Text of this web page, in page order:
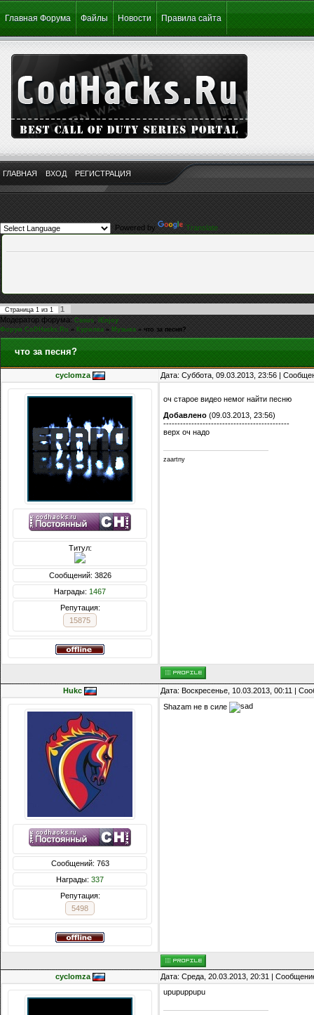
Главная Форума Файлы Новости Правила сайта
ГЛАВНАЯ ВХОД РЕГИСТРАЦИЯ
Powered by Translate
Страница 1 из 1
1
Модератор форума:Casus,iEnjoy
Форум CoDHacks.Ru » Курилка » Музыка » что за песня?
что за песня?
cyclomza Дата: Суббота, 09.03.2013, 23:56 |
Титул:
Сообщений: 3826
Награды: 1467
Репутация:
15875
оч старое видео немог найти песню
Добавлено (09.03.2013, 23:56)
---------------------------------------------
верх оч надо
zaartny
Hukc Дата: Воскресенье, 10.03.2013, 00:11 |
Сообщений: 763
Награды: 337
Репутация:
5498
Shazam не в силе
cyclomza Дата: Среда, 20.03.2013, 20:31 |
upupuppupu